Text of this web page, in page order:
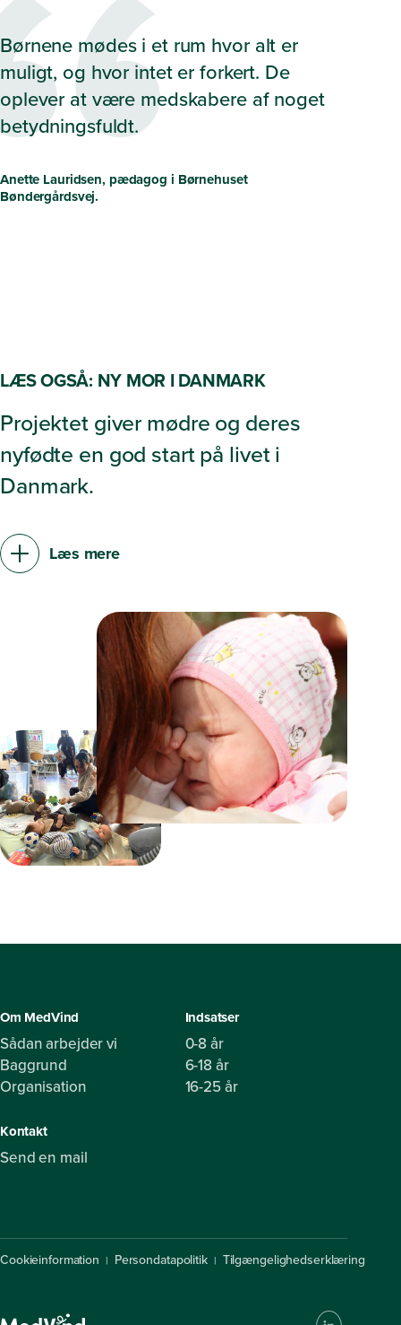
Børnene mødes i et rum hvor alt er
muligt, og hvor intet er forkert. De
oplever at være medskabere af noget
betydningsfuldt.
Anette Lauridsen, pædagog i Børnehuset
Bøndergårdsvej.
LÆS OGSÅ: NY MOR I DANMARK
Projektet giver mødre og deres
nyfødte en god start på livet i
Danmark.
Læs mere
Om MedVind
Sådan arbejder vi
Baggrund
Organisation
Indsatser
0-8 år
6-18 år
16-25 år
Kontakt
Send en mail
Cookieinformation | Persondatapolitik | Tilgængelighedserklæring